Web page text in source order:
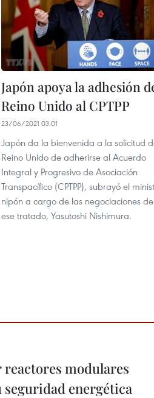
Japón apoya la adhesión
Reino Unido al CPTPP
23/06/2021 03:01
Japón da la bienvenida a la solicitud
Reino Unido de adherirse al Acuerdo
Integral y Progresivo de Asociación
Transpacífico (CPTPP), subrayó el
nipón a cargo de las negociaciones de
ese tratado, Yasutoshi Nishimura.
modulares
seguridad energética